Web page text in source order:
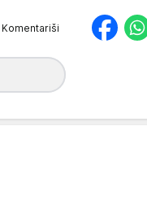
Komentariši